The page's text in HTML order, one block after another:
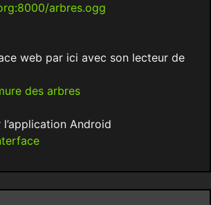
arbres.ogg
web par ici avec son lecteur de
des arbres
Android